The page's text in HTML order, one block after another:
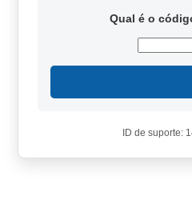
Qual é o
ID de suporte: